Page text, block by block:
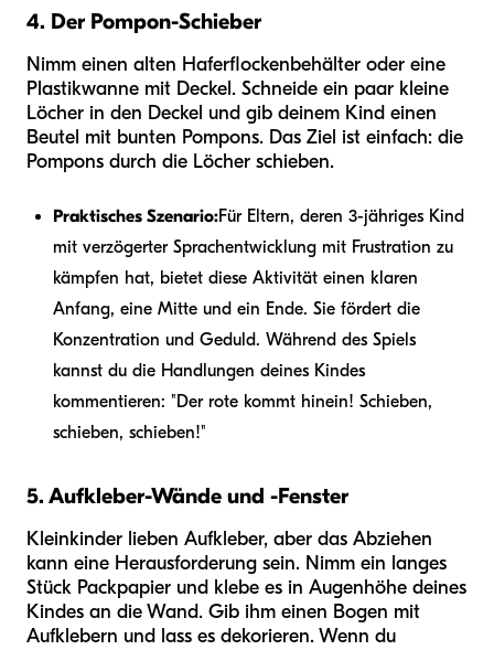
4. Der Pompon-Schieber
Nimm einen alten Haferflockenbehälter oder eine
Plastikwanne mit Deckel. Schneide ein paar kleine
Löcher in den Deckel und gib deinem Kind einen
Beutel mit bunten Pompons. Das Ziel ist einfach: die
Pompons durch die Löcher schieben.
Praktisches Szenario:Für Eltern, deren 3-jähriges Kind
mit verzögerter Sprachentwicklung mit Frustration zu
kämpfen hat, bietet diese Aktivität einen klaren
Anfang, eine Mitte und ein Ende. Sie fördert die
Konzentration und Geduld. Während des Spiels
kannst du die Handlungen deines Kindes
kommentieren: "Der rote kommt hinein! Schieben,
schieben, schieben!"
5. Aufkleber-Wände und -Fenster
Kleinkinder lieben Aufkleber, aber das Abziehen
kann eine Herausforderung sein. Nimm ein langes
Stück Packpapier und klebe es in Augenhöhe deines
Kindes an die Wand. Gib ihm einen Bogen mit
Aufklebern und lass es dekorieren. Wenn du